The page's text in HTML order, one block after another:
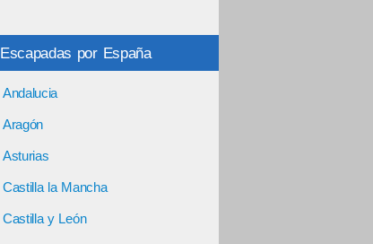
Escapadas por España
Andalucia
Aragón
Asturias
Castilla la Mancha
Castilla y León